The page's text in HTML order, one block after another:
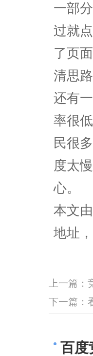
一部
过就
了页
清思
还有
率很
民很
度太
心。
本文
地址
上一篇：
下一篇：
百度